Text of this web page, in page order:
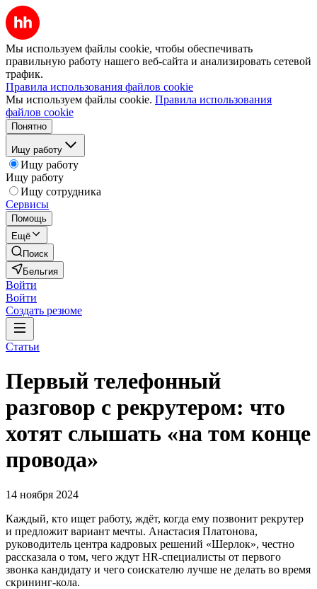
Мы используем файлы cookie, чтобы обеспечивать
правильную работу нашего веб-сайта и анализировать сетевой
трафик.
Правила использования файлов cookie
Мы используем файлы cookie. Правила использования
файлов cookie
Понятно
Ищу работу
Ищу работу
Ищу работу
Ищу сотрудника
Сервисы
Помощь
Ещё
Поиск
Бельгия
Войти
Войти
Создать резюме
Статьи
Первый телефонный
разговор с рекрутером: что
хотят слышать «на том конце
провода»
14 ноября 2024
Каждый, кто ищет работу, ждёт, когда ему позвонит рекрутер
и предложит вариант мечты. Анастасия Платонова,
руководитель центра кадровых решений «Шерлок», честно
рассказала о том, чего ждут HR-специалисты от первого
звонка кандидату и чего соискателю лучше не делать во время
скрининг-кола.